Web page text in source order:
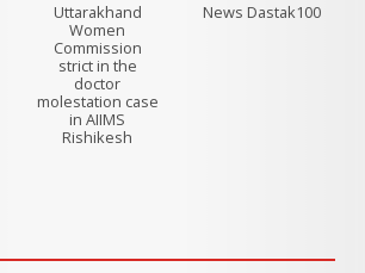
Uttarakhand
Women
Commission
strict in the
doctor
molestation case
in AIIMS
Rishikesh
News Dastak100